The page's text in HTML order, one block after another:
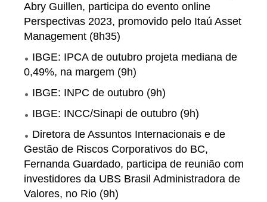
Abry Guillen, participa do evento online
Perspectivas 2023, promovido pelo Itaú Asset
Management (8h35)
IBGE: IPCAde outubro projeta mediana de
0,49%, na margem (9h)
IBGE: INPC de outubro (9h)
IBGE: INCC/Sinapi de outubro (9h)
Diretora de Assuntos Internacionais e de
Gestão de Riscos Corporativos do BC,
Fernanda Guardado, participa de reunião com
investidores da UBS Brasil Administradora de
Valores, no Rio (9h)